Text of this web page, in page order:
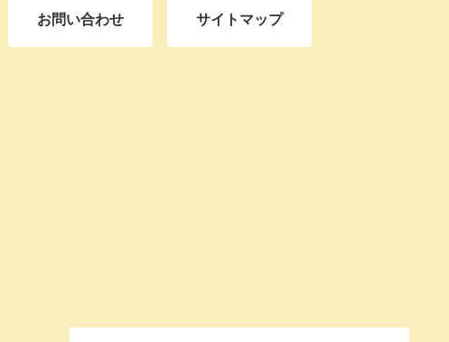
お問い合わせ サイトマップ